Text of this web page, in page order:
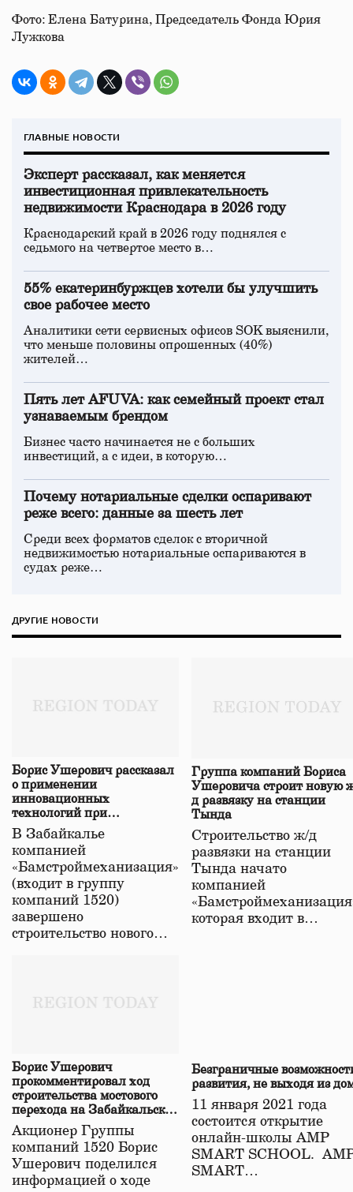
Фото: Елена Батурина, Председатель Фонда Юрия
Лужкова
ГЛАВНЫЕ НОВОСТИ
Эксперт рассказал, как меняется
инвестиционная привлекательность
недвижимости Краснодара в 2026 году
Краснодарский край в 2026 году поднялся с
седьмого на четвертое место в…
55% екатеринбуржцев хотели бы улучшить
свое рабочее место
Аналитики сети сервисных офисов SOK выяснили,
что меньше половины опрошенных (40%)
жителей…
Пять лет AFUVA: как семейный проект стал
узнаваемым брендом
Бизнес часто начинается не с больших
инвестиций, а с идеи, в которую…
Почему нотариальные сделки оспаривают
реже всего: данные за шесть лет
Среди всех форматов сделок с вторичной
недвижимостью нотариальные оспариваются в
судах реже…
ДРУГИЕ НОВОСТИ
Борис Ушерович рассказал
о применении
инновационных
технологий при
строительстве нового моста
в Забайкалье
В Забайкалье
компанией
«Бамстроймеханизация»
(входит в группу
компаний 1520)
завершено
строительство нового…
Группа компаний Бориса
Ушеровича строит новую
д развязку на станции
Тында
Строительство ж/д
развязки на станции
Тында начато
компанией
которая входит в…
Борис Ушерович
прокомментировал ход
строительства мостового
перехода на Забайкальской
железной дороге
Акционер Группы
компаний 1520 Борис
Ушерович поделился
информацией о ходе
Безграничные
развития, не выходя из
11 января 2021 года
состоится открытие
онлайн-школы АМР
SMART SCHOOL.
SMART…